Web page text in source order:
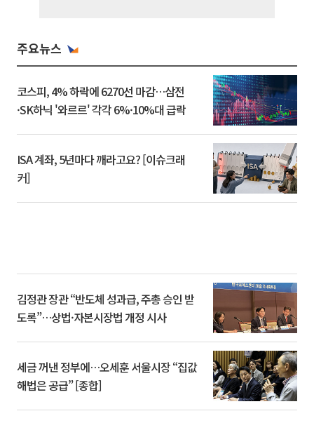
주요뉴스
코스피, 4% 하락에 6270선 마감…삼전
·SK하닉 '와르르' 각각 6%·10%대 급락
ISA 계좌, 5년마다 깨라고요? [이슈크래
커]
김정관 장관 “반도체 성과급, 주총 승인 받
도록”…상법·자본시장법 개정 시사
세금 꺼낸 정부에…오세훈 서울시장 “집값
해법은 공급” [종합]